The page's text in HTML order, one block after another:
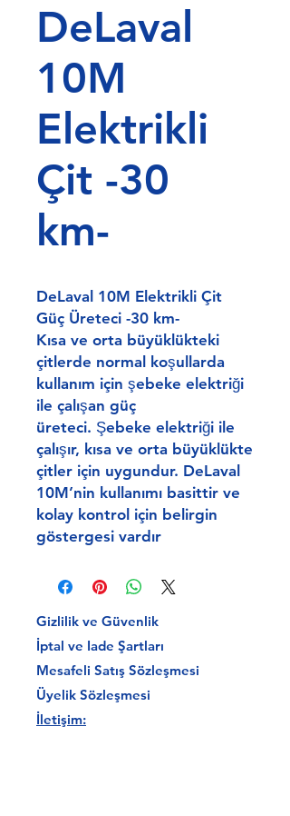
DeLaval
10M
Elektrikli
Çit -30
km-
DeLaval 10M Elektrikli Çit
Güç Üreteci -30 km-
Kısa ve orta büyüklükteki
çitlerde normal koşullarda
kullanım için şebeke elektriği
ile çalışan güç
üreteci. Şebeke elektriği ile
çalışır, kısa ve orta büyüklükte
çitler için uygundur. DeLaval
10M’nin kullanımı basittir ve
kolay kontrol için belirgin
göstergesi vardır
Gizlilik ve Güvenlik
İptal ve Iade Şartları
Mesafeli Satış Sözleşmesi
Üyelik Sözleşmesi
İletişim: